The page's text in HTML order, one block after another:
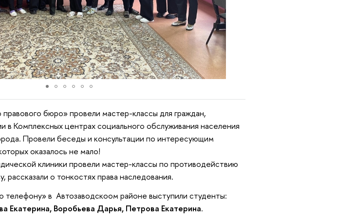
бюро» провели мастер-классы для граждан,
в Комплексных центрах социального обслуживания населения
Провели беседы и консультации по интересующим
оказалось не мало!
клиники провели мастер-классы по противодействию
о тонкостях права наследования.
в Автозаводскоом районе выступили студенты:
Екатерина, Воробьева Дарья, Петрова Екатерина.